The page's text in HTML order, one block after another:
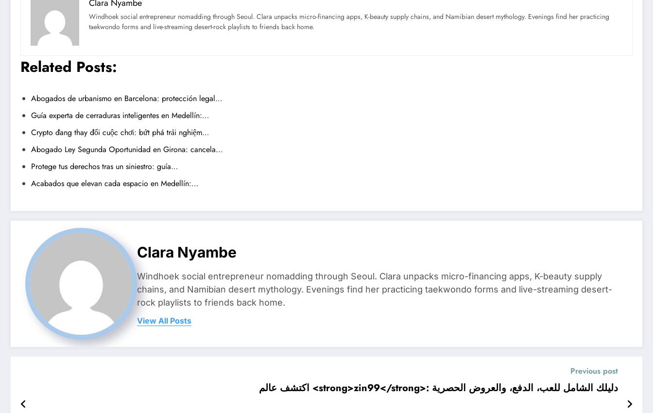
Clara Nyambe
Windhoek social entrepreneur nomadding through Seoul. Clara unpacks micro-financing apps, K-beauty supply chains, and Namibian desert mythology. Evenings find her practicing
taekwondo forms and live-streaming desert-rock playlists to friends back home.
Related Posts:
Abogados de urbanismo en Barcelona: protección legal…
Guía experta de cerraduras inteligentes en Medellín:…
Crypto đang thay đổi cuộc chơi: bứt phá trải nghiệm…
Abogado Ley Segunda Oportunidad en Girona: cancela…
Protege tus derechos tras un siniestro: guía…
Acabados que elevan cada espacio en Medellín:…
Clara Nyambe
Windhoek social entrepreneur nomadding through Seoul. Clara unpacks micro-financing apps, K-beauty supply
chains, and Namibian desert mythology. Evenings find her practicing taekwondo forms and live-streaming desert-
rock playlists to friends back home.
View All Posts
Previous post
اكتشف عالم <strong>zin99</strong>: دليلك الشامل للعب، الدفع، والعروض الحصرية